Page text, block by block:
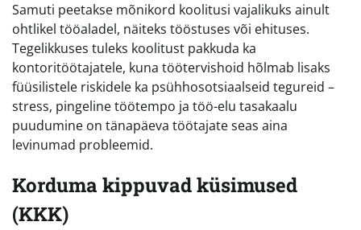
Samuti peetakse mõnikord koolitusi vajalikuks ainult
ohtlikel tööaladel, näiteks tööstuses või ehituses.
Tegelikkuses tuleks koolitust pakkuda ka
kontoritöötajatele, kuna töötervishoid hõlmab lisaks
füüsilistele riskidele ka psühhosotsiaalseid tegureid –
stress, pingeline töötempo ja töö-elu tasakaalu
puudumine on tänapäeva töötajate seas aina
levinumad probleemid.
Korduma kippuvad küsimused
(KKK)